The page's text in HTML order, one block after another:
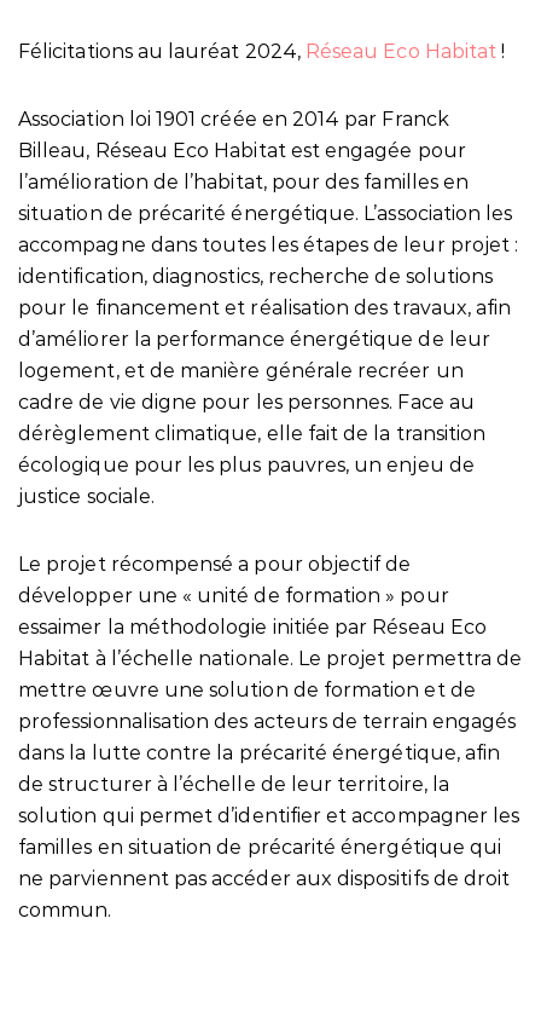
Félicitations au lauréat 2024, Réseau Eco Habitat !
Association loi 1901 créée en 2014 par Franck
Billeau, Réseau Eco Habitat est engagée pour
l’amélioration de l’habitat, pour des familles en
situation de précarité énergétique. L’association les
accompagne dans toutes les étapes de leur projet :
identification, diagnostics, recherche de solutions
pour le financement et réalisation des travaux, afin
d’améliorer la performance énergétique de leur
logement, et de manière générale recréer un
cadre de vie digne pour les personnes. Face au
dérèglement climatique, elle fait de la transition
écologique pour les plus pauvres, un enjeu de
justice sociale.
Le projet récompensé a pour objectif de
développer une « unité de formation » pour
essaimer la méthodologie initiée par Réseau Eco
Habitat à l’échelle nationale. Le projet permettra de
mettre œuvre une solution de formation et de
professionnalisation des acteurs de terrain engagés
dans la lutte contre la précarité énergétique, afin
de structurer à l’échelle de leur territoire, la
solution qui permet d’identifier et accompagner les
familles en situation de précarité énergétique qui
ne parviennent pas accéder aux dispositifs de droit
commun.